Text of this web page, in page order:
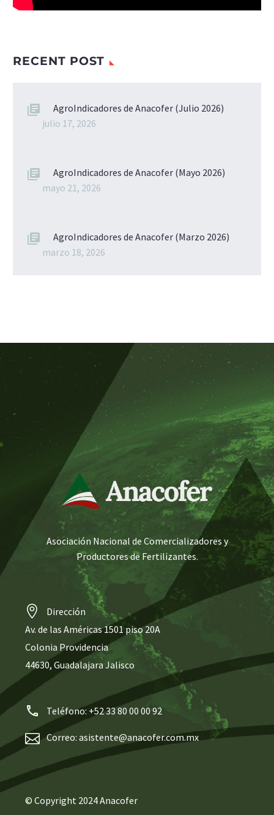
RECENT POST
AgroIndicadores de Anacofer (Julio 2026)
julio 17, 2026
AgroIndicadores de Anacofer (Mayo 2026)
mayo 21, 2026
AgroIndicadores de Anacofer (Marzo 2026)
marzo 18, 2026
Asociación Nacional de Comercializadores y
Productores de Fertilizantes.
Dirección
Av. de las Américas 1501 piso 20A
Colonia Providencia
44630, Guadalajara Jalisco
Teléfono: +52 33 80 00 00 92
Correo: asistente@anacofer.com.mx
© Copyright 2024Anacofer